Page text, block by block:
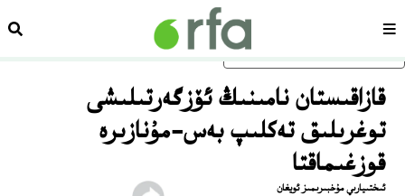
ئاساسلىق مەزمۇنغا ئاتلاڭسەھىپە
قازاقىستان نامىنىڭ ئۆزگەرتىلىشى
توغرىلىق تەكلىپ بەس-مۇنازىرە
قوزغىماقتا
ئىختىيارىي مۇخبىرىمىز ئويغان